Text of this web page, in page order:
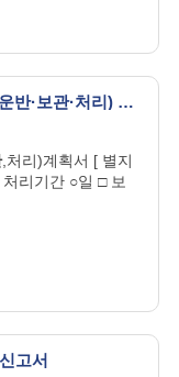
사업장 폐기물의 공동 (수집·운반·보관·처리) 계획서
,처리)계획서 [ 별지
처리기간 ○일 □ 보
고서